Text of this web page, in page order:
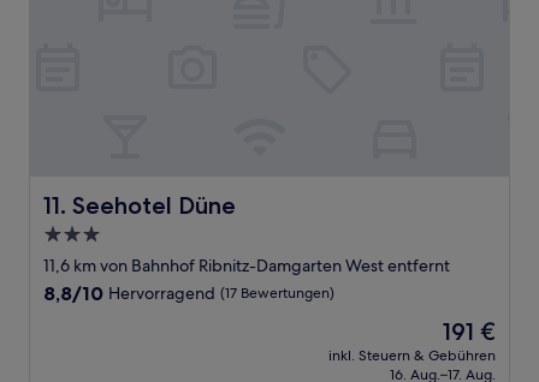
11. Seehotel Düne
Seehotel Düne
3.0-
Sterne-
Unterkunft
11,6 km von Bahnhof Ribnitz-Damgarten West entfernt
8.8
8,8/10 Hervorragend (17 Bewertungen)
Der
Preis
beträgt
191 €
inkl. Steuern & Gebühren
16. Aug.–17. Aug.